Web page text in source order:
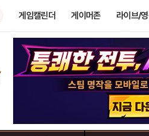
게임캘린더 게이머존 라이브/